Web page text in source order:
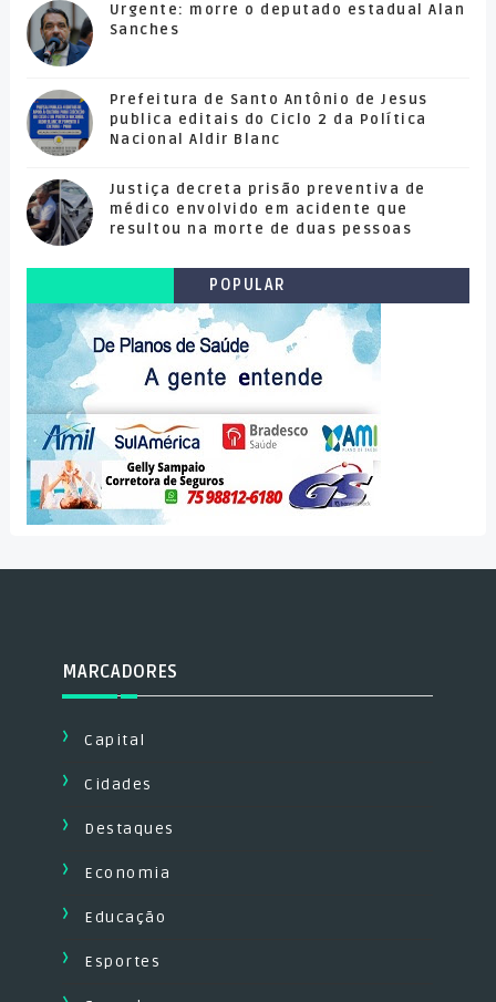
Urgente: morre o deputado estadual Alan
Sanches
Prefeitura de Santo Antônio de Jesus
publica editais do Ciclo 2 da Política
Nacional Aldir Blanc
Justiça decreta prisão preventiva de
médico envolvido em acidente que
resultou na morte de duas pessoas
POPULAR
MARCADORES
Capital
Cidades
Destaques
Economia
Educação
Esportes